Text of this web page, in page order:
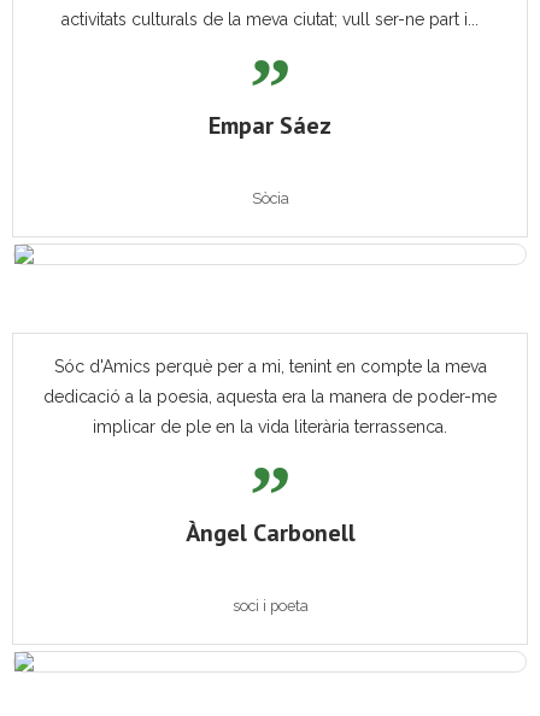
activitats culturals de la meva ciutat; vull ser-ne part i...
Empar Sáez
Sòcia
Sóc d'Amics perquè per a mi, tenint en compte la meva
dedicació a la poesia, aquesta era la manera de poder-me
implicar de ple en la vida literària terrassenca.
Àngel Carbonell
soci i poeta